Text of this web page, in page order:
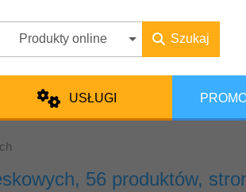
Produkty online Szukaj
USŁUGI
, 56 produktów,